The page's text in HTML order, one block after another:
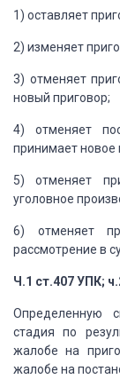
1) оставляет
2) изменяет
3) отменяет
новый приговор;
4) отменяет
принимает новое
5) отменяет
уголовное
6) отменяет
рассмотрение в
Ч.1 ст.407 УПК;
Определенную
стадия по
жалобе на
жалобе на